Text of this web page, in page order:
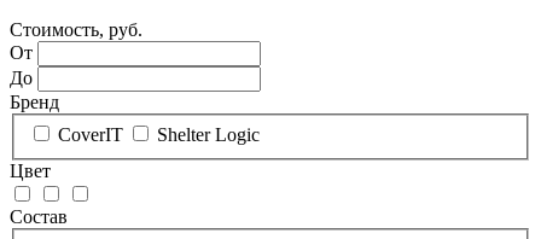
Стоимость, руб.
От
До
Бренд
CoverIT
Shelter Logic
Цвет
Состав